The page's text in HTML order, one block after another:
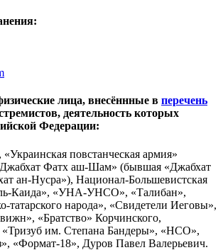
лица, внесённные в перечень
деятельность которых
Федерации:
повстанческая армия»
Фатх аш-Шам» (бывшая «Джабхат
ан-Нусра»), Национал-Большевистская
Каида», «УНА-УНСО», «Талибан»,
татарского народа», «Свидетели Иеговы»,
«Братство» Корчинского,
«Тризуб им. Степана Бандеры», «НСО»,
«Формат-18», Дуров Павел Валерьевич.